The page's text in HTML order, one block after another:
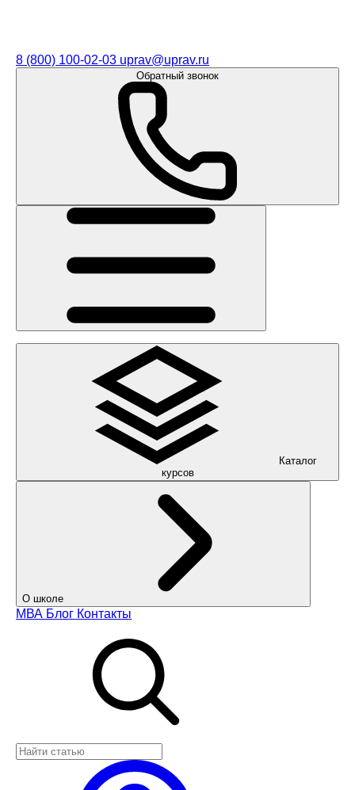
8 (800) 100-02-03 uprav@uprav.ru
Обратный звонок
Каталог
курсов
О школе
МВА Блог Контакты